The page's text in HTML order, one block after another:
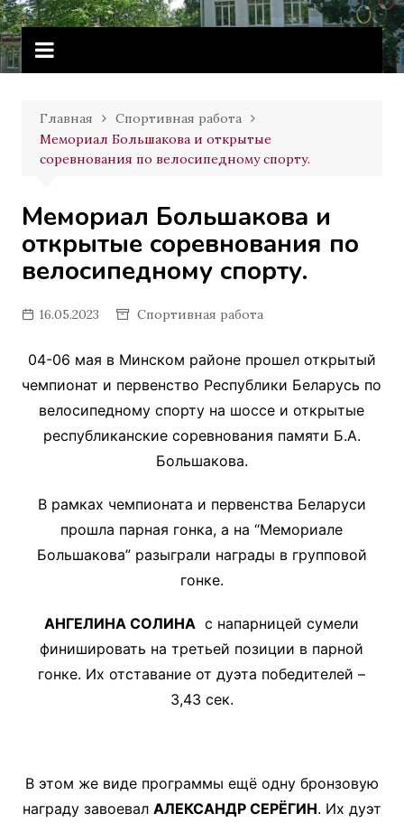
Перейти
к
содержимому
Витебское государственное
училище олимпийского резерва
Главная
Спортивная работа
Мемориал Большакова и открытые
соревнования по велосипедному спорту.
Мемориал Большакова и
открытые соревнования по
велосипедному спорту.
16.05.2023 Спортивная работа
04-06 мая в Минском районе прошел открытый
чемпионат и первенство Республики Беларусь по
велосипедному спорту на шоссе и открытые
республиканские соревнования памяти Б.А.
Большакова.
В рамках чемпионата и первенства Беларуси
прошла парная гонка, а на “Мемориале
Большакова” разыграли награды в групповой
гонке.
АНГЕЛИНА СОЛИНА с напарницей сумели
финишировать на третьей позиции в парной
гонке. Их отставание от дуэта победителей –
3,43 сек.
В этом же виде программы ещё одну бронзовую
награду завоевал АЛЕКСАНДР СЕРЁГИН. Их дуэт